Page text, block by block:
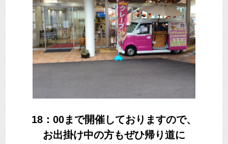
18：00まで開催しておりますので、
お出掛け中の方もぜひ帰り道に